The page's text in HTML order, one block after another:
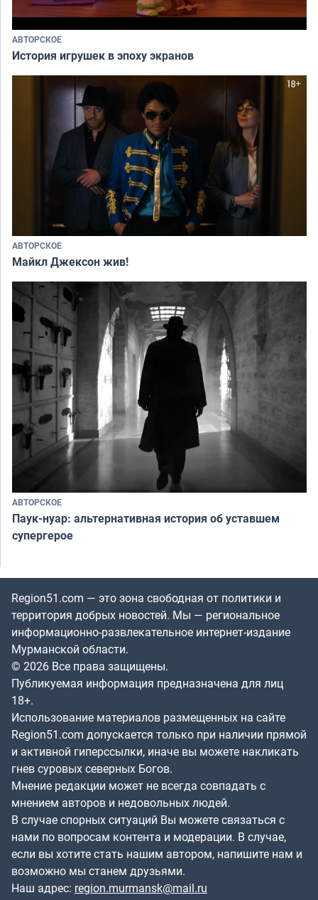
АВТОРСКОЕ
История игрушек в эпоху экранов
АВТОРСКОЕ
Майкл Джексон жив!
АВТОРСКОЕ
Паук-нуар: альтернативная история об уставшем
супергерое
Region51.com — это зона свободная от политики и
территория добрых новостей. Мы — региональное
информационно-развлекательное интернет-издание
Мурманской области.
© 2026 Все права защищены.
Публикуемая информация предназначена для лиц
18+.
Использование материалов размещенных на сайте
Region51.com допускается только при наличии прямой
и активной гиперссылки, иначе вы можете накликать
гнев суровых северных Богов.
Мнение редакции может не всегда совпадать с
мнением авторов и недовольных людей.
В случае спорных ситуаций Вы можете связаться с
нами по вопросам контента и модерации. В случае,
если вы хотите стать нашим автором, напишите нам и
возможно мы станем друзьями.
Наш адрес: region.murmansk@mail.ru